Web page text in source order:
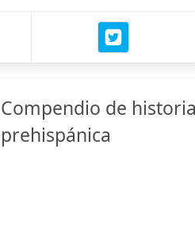
Compendio de
prehispánica